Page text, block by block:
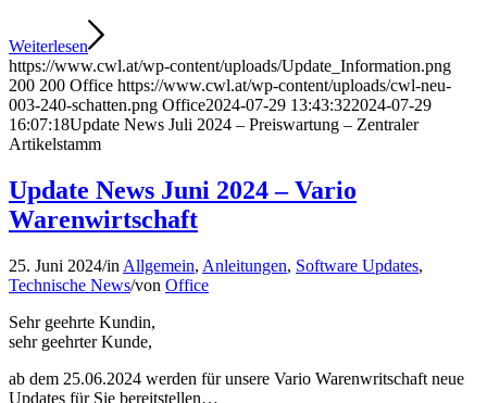
Weiterlesen
https://www.cwl.at/wp-content/uploads/Update_Information.png
200 200 Office https://www.cwl.at/wp-content/uploads/cwl-neu-
003-240-schatten.png Office2024-07-29 13:43:322024-07-29
16:07:18Update News Juli 2024 – Preiswartung – Zentraler
Artikelstamm
Update News Juni 2024 – Vario
Warenwirtschaft
25. Juni 2024/in Allgemein, Anleitungen, Software Updates,
Technische News/von Office
Sehr geehrte Kundin,
sehr geehrter Kunde,
ab dem 25.06.2024 werden für unsere Vario Warenwritschaft neue
Updates für Sie bereitstellen…